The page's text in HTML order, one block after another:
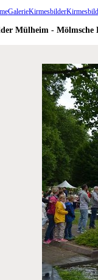
GalerieKirmesbilder
Mülheim - Mölmsche